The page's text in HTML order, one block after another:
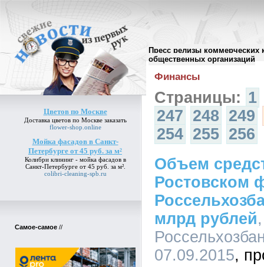
Пресс релизы коммерческих
общественных организаций
Цветов по Москве
Доставка цветов по Москвезаказать
flower-shop.online
Мойка фасадов в Санкт-
Петербурге от 45 руб. за м²
Колибри клининг - мойка фасадов в
Санкт-Петербурге от 45 руб. за м².
colibri-cleaning-spb.ru
Самое-самое //
Архив пресс-релизов//
Финансы
Страницы: 1
247 248 249
254 255 256
Объем
Ростовском
млрд рублей
07.09.2015